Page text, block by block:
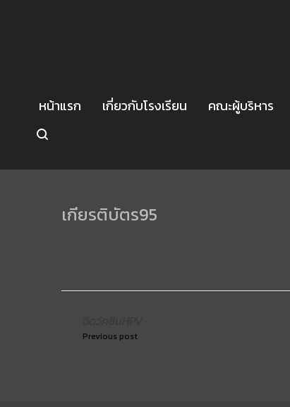
หน้าแรก เกี่ยวกับโรงเรียน คณะผู้บริหาร
เกียรติบัตร95
Previous post